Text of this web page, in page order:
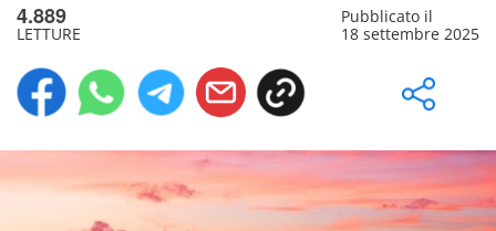
4.889
LETTURE
Pubblicato il
18 settembre 2025